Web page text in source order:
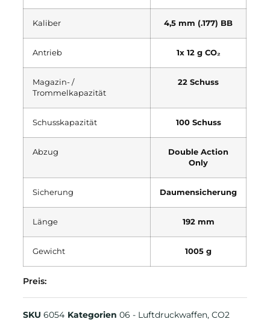
Kaliber 4,5 mm (.177) BB
Antrieb 1x 12 g CO₂
Magazin- /
Trommelkapazität
22 Schuss
Schusskapazität 100 Schuss
Abzug
Double Action
Only
Sicherung Daumensicherung
Länge 192 mm
Gewicht 1005 g
Preis:
SKU6054 Kategorien06 - Luftdruckwaffen,CO2